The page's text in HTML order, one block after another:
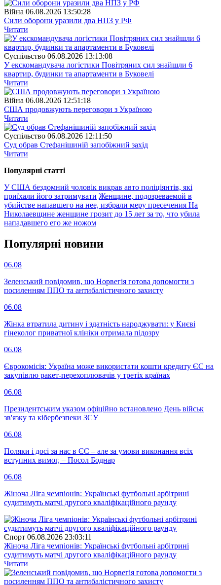
Війна 06.08.2026 13:50:28
Сили оборони уразили два НПЗ у РФ
Читати
Суспiльство 06.08.2026 13:13:08
У екскомандувача логістики Повітряних сил знайшли 6
квартир, будинки та апартаменти в Буковелі
Читати
Війна 06.08.2026 12:51:18
США продовжують переговори з Україною
Читати
Суспiльство 06.08.2026 12:11:50
Суд обрав Стефанішиній запобіжний захід
Читати
Популярнi статтi
У США бездомний чоловік викрав авто поліціянтів, які
приїхали його затримувати Женщине, подозреваемой в
убийстве напавшего на нее, избрали меру пресечения На
Николаевщине женщине грозит до 15 лет за то, что убила
нападавшего его же ножом
Популярнi новини
06.08
Зеленський повідомив, що Норвегія готова допомогти з
посиленням ППО та антибалістичного захисту
06.08
Жінка втратила дитину і здатність народжувати: у Києві
гінеколог приватної клініки отримала підозру
06.08
Єврокомісія: Україна може використати кошти кредиту ЄС на
закупівлю ракет-перехоплювачів у третіх країнах
06.08
Президентським указом офіційно встановлено День військ
зв'язку та кібербезпеки ЗСУ
06.08
Поляки і досі за нас в ЄС – але за умови виконання всіх
вступних вимог, – Посол Боднар
06.08
Жіноча Ліга чемпіонів: Українські футбольні арбітрині
судитимуть матчі другого кваліфікаційного раунду
Спорт 06.08.2026 23:03:11
Жіноча Ліга чемпіонів: Українські футбольні арбітрині
судитимуть матчі другого кваліфікаційного раунду
Читати